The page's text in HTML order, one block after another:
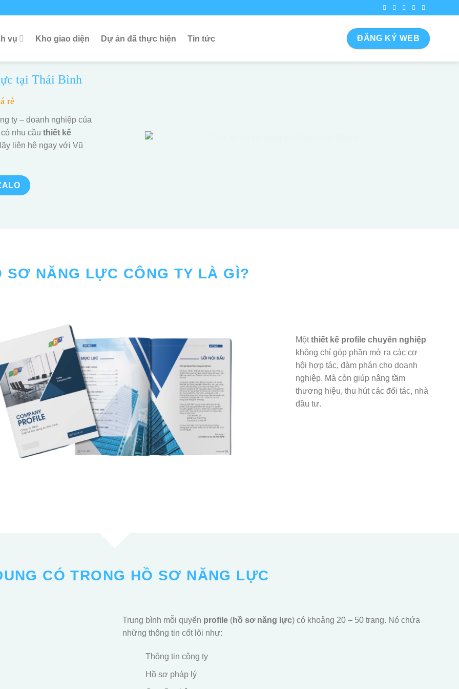
vụ Kho giao diện Dự án đã thực hiện Tin tức ĐĂNG KÝ WEB
tại Thái Bình
rẻ
ty – doanh nghiệp của
nhu cầu thiết kế
liên hệ ngay với Vũ
SƠ NĂNG LỰC CÔNG TY LÀ GÌ?
Mộtthiết kế profile chuyên nghiệp
không chỉ góp phần mở ra các cơ
hội hợp tác, đàm phán cho doanh
nghiệp. Mà còn giúp nâng tầm
thương hiệu, thu hút các đối tác, nhà
đầu tư.
CÓ TRONG HỒ SƠ NĂNG LỰC
Trung bình mỗi quyển profile (hồ sơ năng lực) có khoảng 20 – 50 trang. Nó chứa
những thông tin cốt lõi như:
Thông tin công ty
Hồ sơ pháp lý